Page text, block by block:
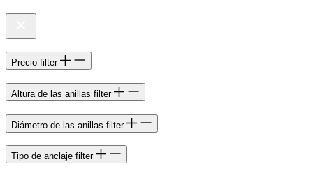
Precio filter
Altura de las anillas filter
Diámetro de las anillas filter
Tipo de anclaje filter